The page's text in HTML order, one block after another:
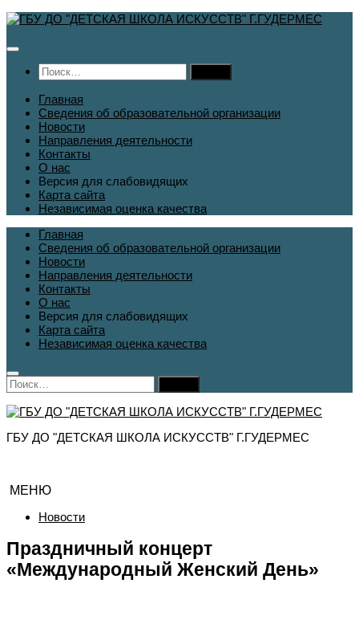
Перейти
содержимому
Найти:
Главная
Сведения об образовательной организации
Новости
Направления деятельности
Контакты
О нас
Версия для слабовидящих
Карта сайта
Независимая оценка качества
Главная
Сведения об образовательной организации
Новости
Направления деятельности
Контакты
О нас
Версия для слабовидящих
Карта сайта
Независимая оценка качества
Найти:
ГБУ ДО "ДЕТСКАЯ ШКОЛА ИСКУССТВ" Г.ГУДЕРМЕС
МЕНЮ
Новости
Праздничный концерт
«Международный Женский День»